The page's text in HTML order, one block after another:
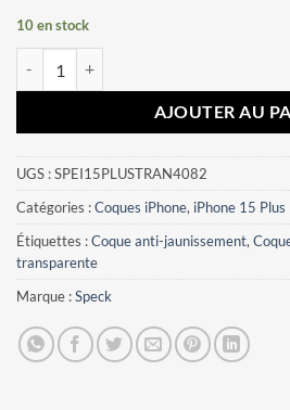
10 en stock
AJOUTER AU
UGS :SPEI15PLUSTRAN4082
Catégories :Coques iPhone, iPhone 15 Plus
Étiquettes :Coque anti-jaunissement,
transparente
Marque :Speck